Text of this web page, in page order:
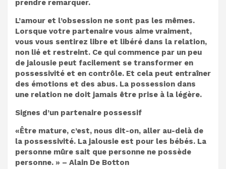
prendre remarquer.
L’amour et l’obsession ne sont pas les mêmes.
Lorsque votre partenaire vous aime vraiment,
vous vous sentirez libre et libéré dans la relation,
non lié et restreint. Ce qui commence par un peu
de jalousie peut facilement se transformer en
possessivité et en contrôle. Et cela peut entraîner
des émotions et des abus. La possession dans
une relation ne doit jamais être prise à la légère.
Signes d’un partenaire possessif
«Être mature, c’est, nous dit-on, aller au-delà de
la possessivité. La jalousie est pour les bébés. La
personne mûre sait que personne ne possède
personne. » – Alain De Botton